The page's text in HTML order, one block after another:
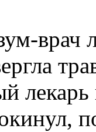
врач
лекарь